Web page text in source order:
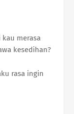
merasa
kesedihan?
rasa ingin